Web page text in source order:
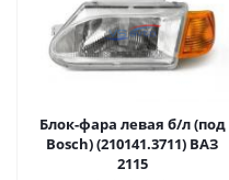
Блок-фара левая б/л (под
Bosch) (210141.3711) ВАЗ
2115